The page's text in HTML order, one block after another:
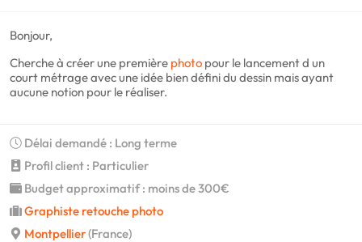
Bonjour,
Cherche à créer une première photo pour le lancement d un
court métrage avec une idée bien défini du dessin mais ayant
aucune notion pour le réaliser.
Délai demandé : Long terme
Profil client : Particulier
Budget approximatif : moins de 300€
Graphiste retouche photo
Montpellier(France)